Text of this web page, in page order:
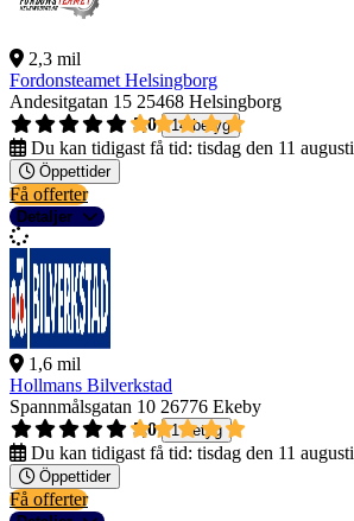
2,3 mil
Fordonsteamet Helsingborg
Andesitgatan 15 25468 Helsingborg
5,0
14 betyg
Du kan tidigast få tid: tisdag den 11 augusti
Öppettider
Få offerter
Detaljer
1,6 mil
Hollmans Bilverkstad
Spannmålsgatan 10 26776 Ekeby
5,0
1 betyg
Du kan tidigast få tid: tisdag den 11 augusti
Öppettider
Få offerter